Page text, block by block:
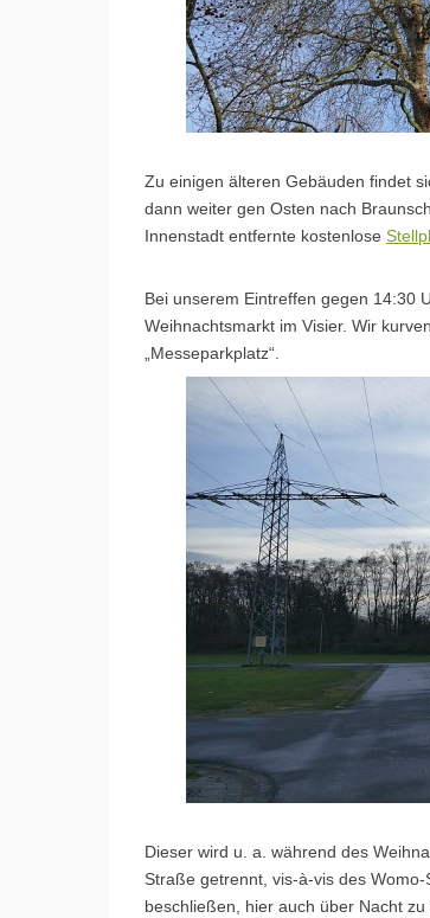
Zu einigen älteren Gebäuden findet
dann weiter gen Osten nach
Innenstadt entfernte kostenlose
Bei unserem Eintreffen gegen 14:30
Weihnachtsmarkt im Visier. Wir
„Messeparkplatz“.
Dieser wird u. a. während des
Straße getrennt, vis-à-vis des
beschließen, hier auch über Nacht